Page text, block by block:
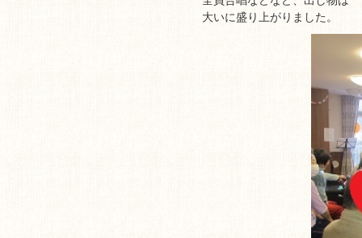
大いに盛り上がりました。